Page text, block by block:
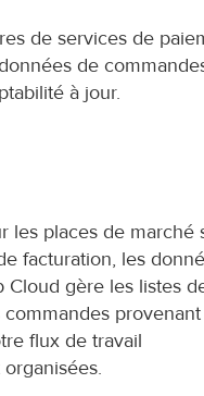
de services de
de
à jour.
les places de marché
facturation, les
Cloud gère les listes
flux de travail